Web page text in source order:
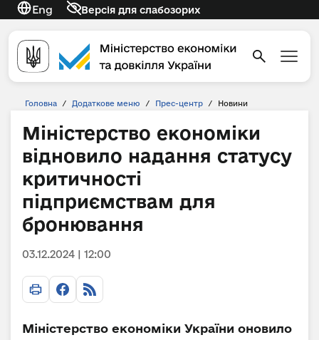
Eng Версія для слабозорих
Головна / Додаткове меню / Прес-центр / Новини
Міністерство економіки
відновило надання статусу
критичності
підприємствам для
бронювання
03.12.2024 | 12:00
Міністерство економіки України оновило